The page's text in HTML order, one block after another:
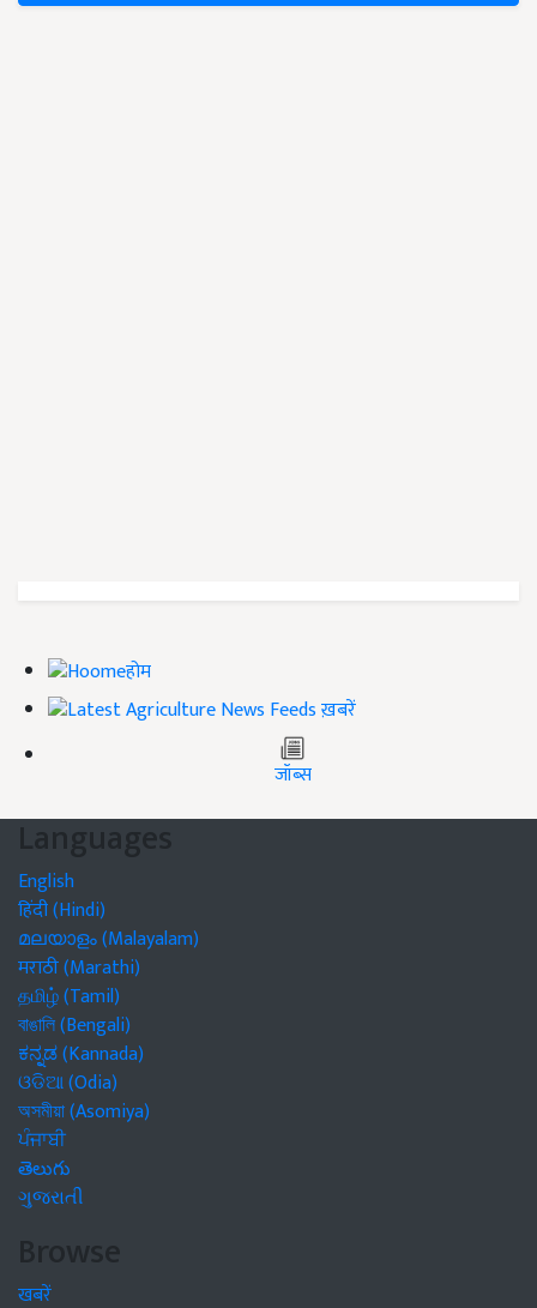
होम
ख़बरें
जॉब्स
Languages
English
हिंदी (Hindi)
മലയാളം (Malayalam)
मराठी (Marathi)
தமிழ் (Tamil)
বাঙালি (Bengali)
ಕನ್ನಡ (Kannada)
ଓଡିଆ (Odia)
অসমীয়া (Asomiya)
ਪੰਜਾਬੀ
తెలుగు
ગુજરાતી
Browse
खबरें